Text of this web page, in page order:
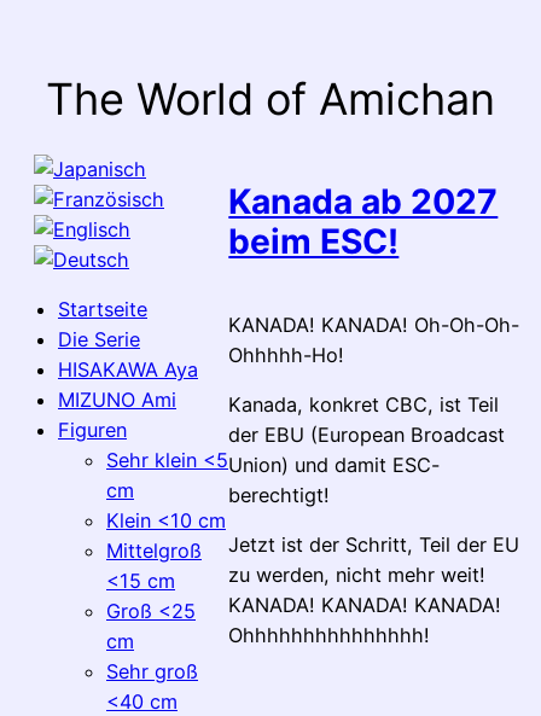
springen
The World of Amichan
Startseite
Die Serie
HISAKAWA Aya
MIZUNO Ami
Figuren
Sehr klein <5
cm
Klein <10 cm
Mittelgroß
<15 cm
Groß <25
cm
Sehr groß
<40 cm
Kanada ab 2027
beim ESC!
KANADA! KANADA! Oh-Oh-Oh-
Ohhhhh-Ho!
Kanada, konkret CBC, ist Teil
der EBU (European Broadcast
Union) und damit ESC-
berechtigt!
Jetzt ist der Schritt, Teil der EU
zu werden, nicht mehr weit!
KANADA! KANADA! KANADA!
Ohhhhhhhhhhhhhhh!